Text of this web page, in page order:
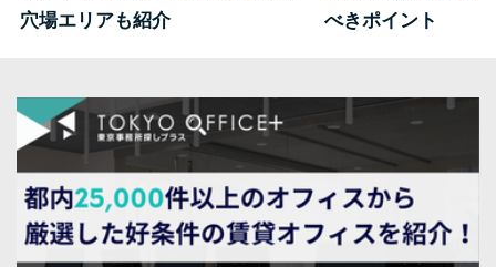
穴場エリアも紹介
べきポイント